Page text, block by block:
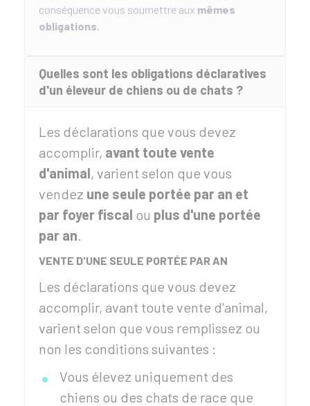
conséquence vous soumettre aux mêmes
obligations.
Quelles sont les obligations déclaratives
d'un éleveur de chiens ou de chats ?
Les déclarations que vous devez
accomplir, avant toute vente
d'animal, varient selon que vous
vendez une seule portée par an et
par foyer fiscal ou plus d'une portée
par an.
VENTE D'UNE SEULE PORTÉE PAR AN
Les déclarations que vous devez
accomplir, avant toute vente d'animal,
varient selon que vous remplissez ou
non les conditions suivantes :
Vous élevez uniquement des
chiens ou des chats de race que